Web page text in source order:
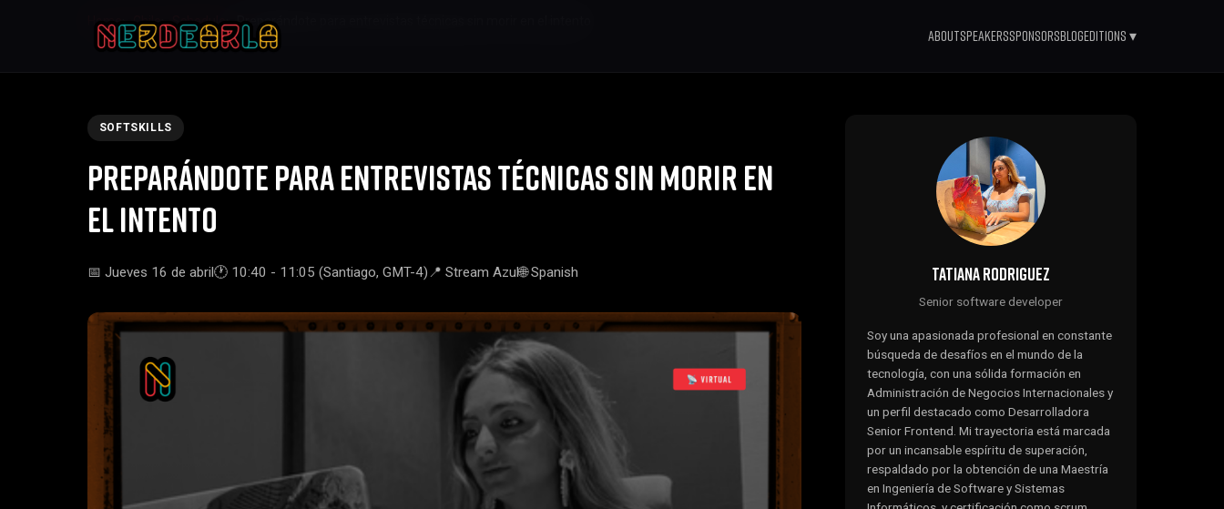
AboutSpeakersSponsorsBlogEditions ▾
Home Chile Schedule Preparándote para entrevistas técnicas sin morir en el intento
SOFTSKILLS
Preparándote para entrevistas técnicas sin morir en
el intento
📅 Jueves 16 de abril🕐 10:40 - 11:05 (Santiago, GMT-4)📍 Stream Azul🌐 Spanish Tatiana Rodriguez
Senior software developer
Soy una apasionada profesional en constante
búsqueda de desafíos en el mundo de la
tecnología, con una sólida formación en
Administración de Negocios Internacionales y
un perfil destacado como Desarrolladora
Senior Frontend. Mi trayectoria está marcada
por un incansable espíritu de superación,
respaldado por la obtención de una Maestría
en Ingeniería de Software y Sistemas